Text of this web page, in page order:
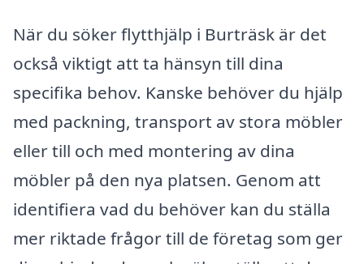
När du söker flytthjälp i Burträsk är det
också viktigt att ta hänsyn till dina
specifika behov. Kanske behöver du hjälp
med packning, transport av stora möbler
eller till och med montering av dina
möbler på den nya platsen. Genom att
identifiera vad du behöver kan du ställa
mer riktade frågor till de företag som ger